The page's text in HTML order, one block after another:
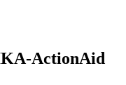
ActionAid